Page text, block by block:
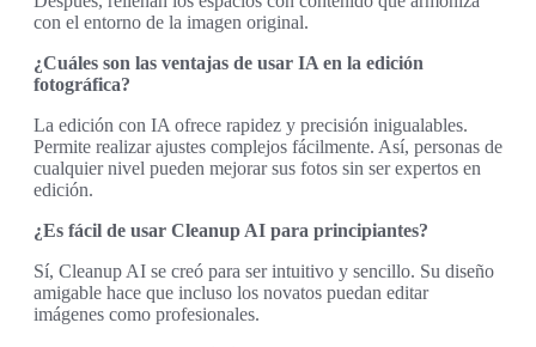
con el entorno de la imagen original.
¿Cuáles son las ventajas de usar IA en la edición
fotográfica?
La edición con IA ofrece rapidez y precisión inigualables.
Permite realizar ajustes complejos fácilmente. Así, personas de
cualquier nivel pueden mejorar sus fotos sin ser expertos en
edición.
¿Es fácil de usar Cleanup AI para principiantes?
Sí, Cleanup AI se creó para ser intuitivo y sencillo. Su diseño
amigable hace que incluso los novatos puedan editar
imágenes como profesionales.